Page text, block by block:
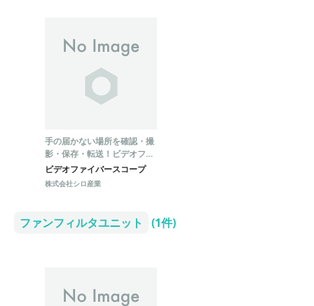
手の届かない場所を確認・撮
影・保存・転送！ビデオファ
イバースコープ
ビデオファイバースコープ
株式会社シロ産業
ファンフィルタユニット (1件)